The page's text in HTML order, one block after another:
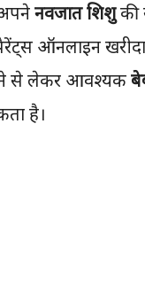
नवजात शिशुकी
ऑनलाइन
से लेकर आवश्यक
है।